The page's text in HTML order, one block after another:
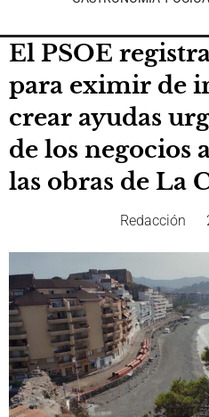
El PSOE
para eximir de
crear ayudas
de los negocios
las obras de La
Redacción